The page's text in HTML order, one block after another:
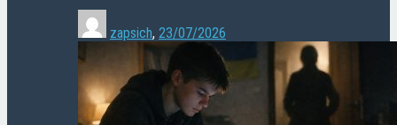
zapsich, 23/07/2026